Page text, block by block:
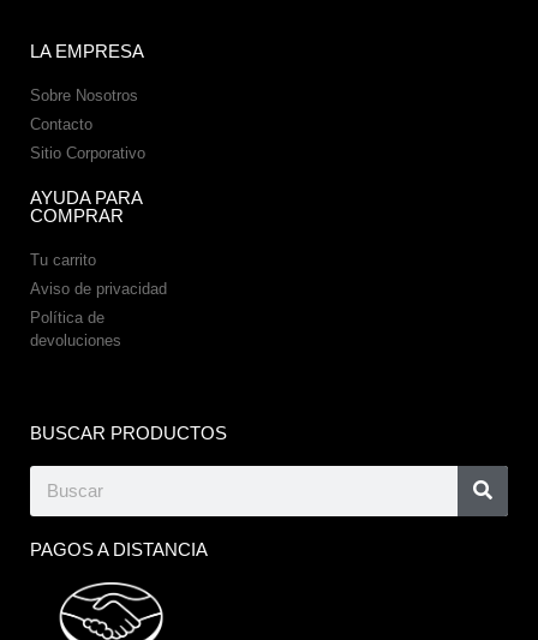
LA EMPRESA
Sobre Nosotros
Contacto
Sitio Corporativo
AYUDA PARA
COMPRAR
Tu carrito
Aviso de privacidad
Política de
devoluciones
BUSCAR PRODUCTOS
PAGOS A DISTANCIA